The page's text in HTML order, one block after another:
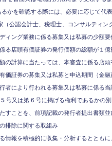
かを確認する際には、必要に応じて代
公認会計士、税理士、コンサルティン
ィング業務に係る募集又は私募の少額要
る店頭有価証券の発行価額の総額が１
の計算に当たっては、本審査に係る店
価証券の募集又は私募と申込期間（金
者により行われる募集又は私募に係る
号又は第 6 号に掲げる権利であるかの
すことを、前項記載の発行者提出書類
排除に関する取組み
情報を積極的に収集・分析するととも